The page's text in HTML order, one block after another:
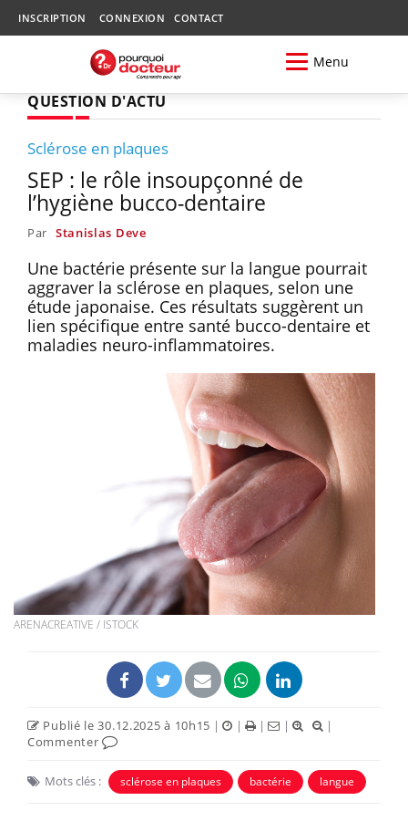
INSCRIPTION CONNEXION CONTACT
Menu
QUESTION D'ACTU
Sclérose en plaques
SEP : le rôle insoupçonné de
l’hygiène bucco-dentaire
Par Stanislas Deve
Une bactérie présente sur la langue pourrait
aggraver la sclérose en plaques, selon une
étude japonaise. Ces résultats suggèrent un
lien spécifique entre santé bucco-dentaire et
maladies neuro-inflammatoires.
ARENACREATIVE / ISTOCK
Publié le 30.12.2025 à 10h15 | | | |
|
Commenter
Mots clés : sclérose en plaques bactérie langue